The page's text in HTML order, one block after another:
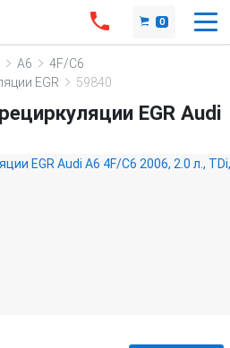
0
A6
4F/C6
EGR
59840
EGR Audi